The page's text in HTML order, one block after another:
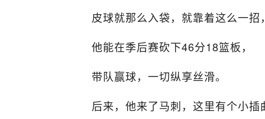
皮球就那么入袋，就靠着这么一招，
他能在季后赛砍下46分18篮板，
带队赢球，一切纵享丝滑。
后来，他来了马刺，这里有个小插